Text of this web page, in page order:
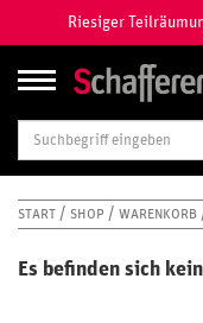
Riesiger
START SHOP WARENKORB
Es befinden sich